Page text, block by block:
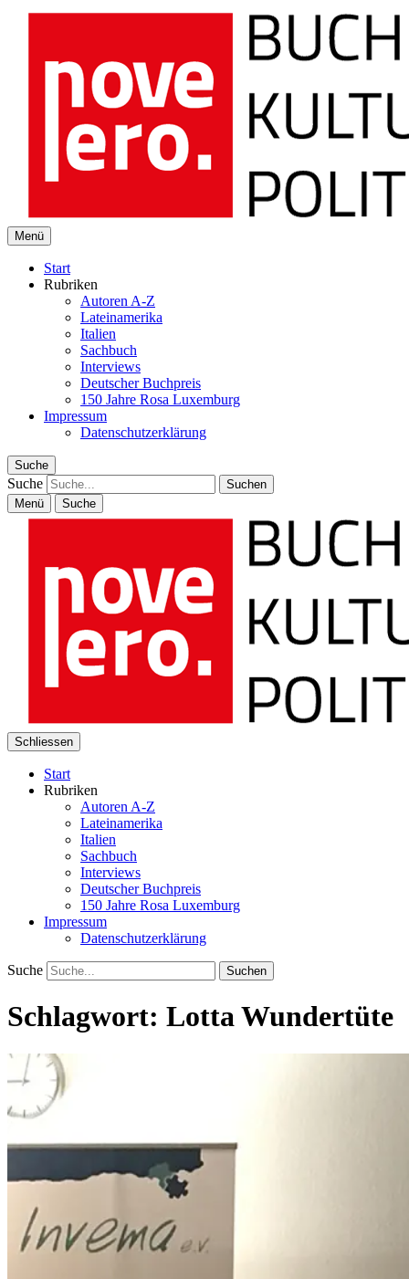
Buch Kultur Politik
Menü
Start
Rubriken
Autoren A-Z
Lateinamerika
Italien
Sachbuch
Interviews
Deutscher Buchpreis
150 Jahre Rosa Luxemburg
Impressum
Datenschutzerklärung
Suche
Suche
Menü Suche
Schliessen
Start
Rubriken
Autoren A-Z
Lateinamerika
Italien
Sachbuch
Interviews
Deutscher Buchpreis
150 Jahre Rosa Luxemburg
Impressum
Datenschutzerklärung
Suche
Schlagwort: Lotta Wundertüte